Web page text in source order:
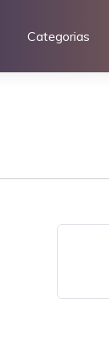
Categorias